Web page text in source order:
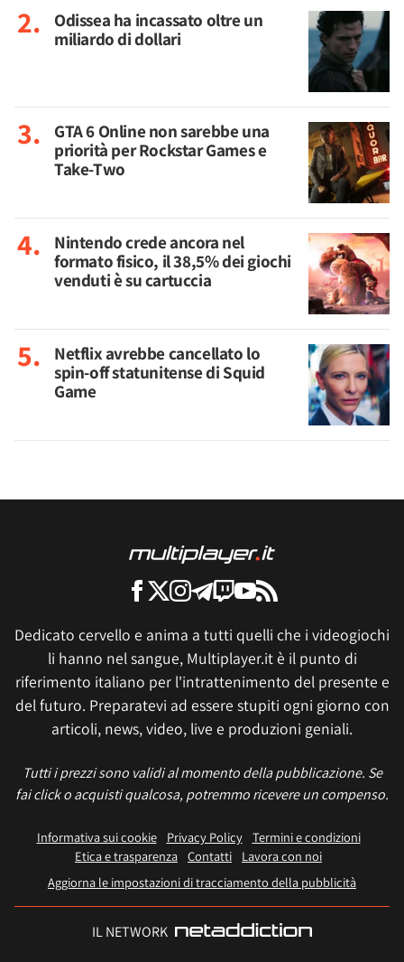
Odissea ha incassato oltre un
miliardo di dollari
GTA 6 Online non sarebbe una
priorità per Rockstar Games e
Take-Two
Nintendo crede ancora nel
formato fisico, il 38,5% dei giochi
venduti è su cartuccia
Netflix avrebbe cancellato lo
spin-off statunitense di Squid
Game
Dedicato cervello e anima a tutti quelli che i videogiochi
li hanno nel sangue, Multiplayer.it è il punto di
riferimento italiano per l'intrattenimento del presente e
del futuro. Preparatevi ad essere stupiti ogni giorno con
articoli, news, video, live e produzioni geniali.
Tutti i prezzi sono validi al momento della pubblicazione. Se
fai click o acquisti qualcosa, potremmo ricevere un compenso.
Informativa sui cookie Privacy Policy
Termini e condizioni
Etica e trasparenza Contatti
Lavora con noi
Aggiorna le impostazioni di tracciamento della pubblicità
IL NETWORK